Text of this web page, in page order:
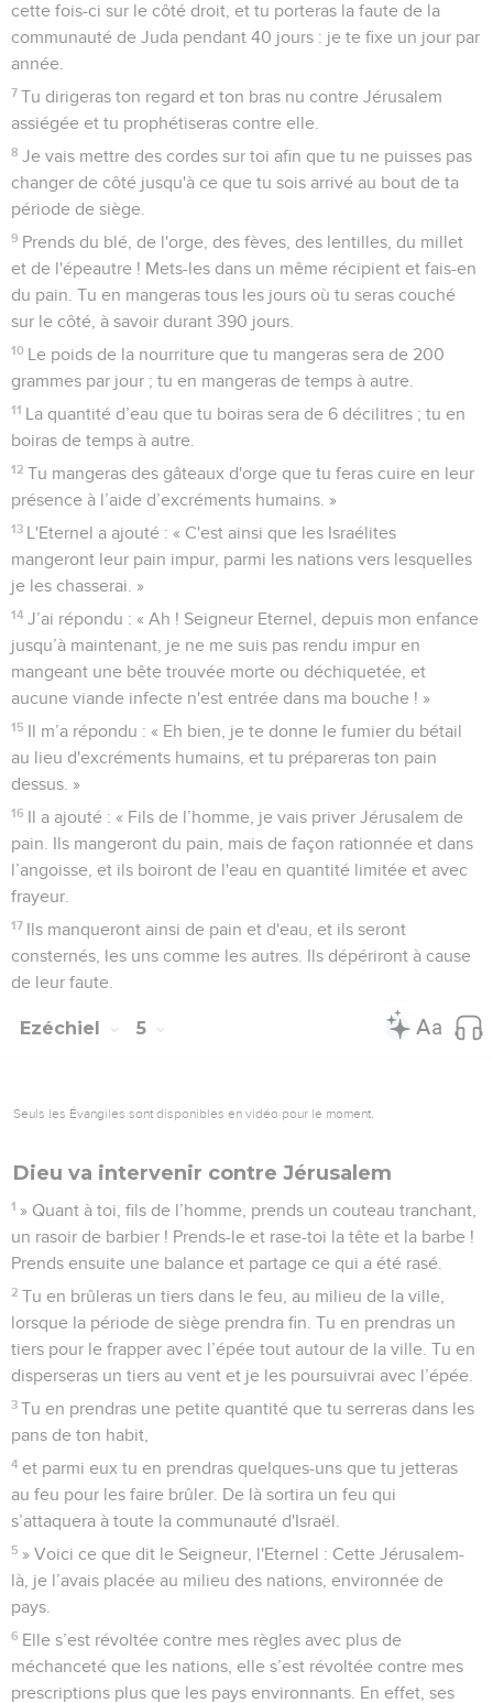
cette fois-ci sur le côté droit, et tu porteras la faute de la
communauté de Juda pendant 40 jours : je te fixe un jour par
année.
7 Tu dirigeras ton regard et ton bras nu contre Jérusalem
assiégée et tu prophétiseras contre elle.
8 Je vais mettre des cordes sur toi afin que tu ne puisses pas
changer de côté jusqu'à ce que tu sois arrivé au bout de ta
période de siège.
9 Prends du blé, de l'orge, des fèves, des lentilles, du millet
et de l'épeautre ! Mets-les dans un même récipient et fais-en
du pain. Tu en mangeras tous les jours où tu seras couché
sur le côté, à savoir durant 390 jours.
10 Le poids de la nourriture que tu mangeras sera de 200
grammes par jour ; tu en mangeras de temps à autre.
11 La quantité d’eau que tu boiras sera de 6 décilitres ; tu en
boiras de temps à autre.
12 Tu mangeras des gâteaux d'orge que tu feras cuire en leur
présence à l’aide d’excréments humains. »
13 L'Eternel a ajouté : « C'est ainsi que les Israélites
mangeront leur pain impur, parmi les nations vers lesquelles
je les chasserai. »
14 J’ai répondu : « Ah ! Seigneur Eternel, depuis mon enfance
jusqu’à maintenant, je ne me suis pas rendu impur en
mangeant une bête trouvée morte ou déchiquetée, et
aucune viande infecte n'est entrée dans ma bouche ! »
15 Il m’a répondu : « Eh bien, je te donne le fumier du bétail
au lieu d'excréments humains, et tu prépareras ton pain
dessus. »
16 Il a ajouté : « Fils de l’homme, je vais priver Jérusalem de
pain. Ils mangeront du pain, mais de façon rationnée et dans
l’angoisse, et ils boiront de l'eau en quantité limitée et avec
frayeur.
17 Ils manqueront ainsi de pain et d'eau, et ils seront
consternés, les uns comme les autres. Ils dépériront à cause
de leur faute.
Ezéchiel 5
Seuls les Évangiles sont disponibles en vidéo pour le moment.
Dieu va intervenir contre Jérusalem
1 » Quant à toi, fils de l’homme, prends un couteau tranchant,
un rasoir de barbier ! Prends-le et rase-toi la tête et la barbe !
Prends ensuite une balance et partage ce qui a été rasé.
2 Tu en brûleras un tiers dans le feu, au milieu de la ville,
lorsque la période de siège prendra fin. Tu en prendras un
tiers pour le frapper avec l’épée tout autour de la ville. Tu en
disperseras un tiers au vent et je les poursuivrai avec l’épée.
3 Tu en prendras une petite quantité que tu serreras dans les
pans de ton habit,
4 et parmi eux tu en prendras quelques-uns que tu jetteras
au feu pour les faire brûler. De là sortira un feu qui
s’attaquera à toute la communauté d'Israël.
5 » Voici ce que dit le Seigneur, l'Eternel : Cette Jérusalem-
là, je l’avais placée au milieu des nations, environnée de
pays.
6 Elle s’est révoltée contre mes règles avec plus de
méchanceté que les nations, elle s’est révoltée contre mes
prescriptions plus que les pays environnants. En effet, ses